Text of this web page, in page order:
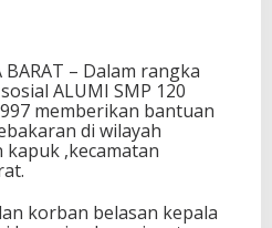
BARAT – Dalam rangka
ALUMI SMP 120
memberikan bantuan
di wilayah
,kecamatan
korban belasan kepala